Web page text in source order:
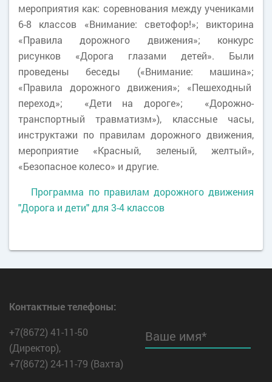
мероприятия как: соревнования между учениками
6-8 классов «Внимание: светофор!»; викторина
«Правила дорожного движения»; конкурс
рисунков «Дорога глазами детей». Были
проведены беседы («Внимание: машина»;
«Правила дорожного движения»; «Пешеходный
переход»; «Дети на дороге»; «Дорожно-
транспортный травматизм»), классные часы,
инструктажи по правилам дорожного движения,
мероприятие «Красный, зеленый, желтый»,
«Безопасное колесо» и другие.
Программа по правилам дорожного движения
"Дорога и дети" для 3-4 классов
Контактные телефоны:
+7(8672) 41-11-50
(Директор),
+7(8672) 24-11-79 (Вахта)
Ваше имя*